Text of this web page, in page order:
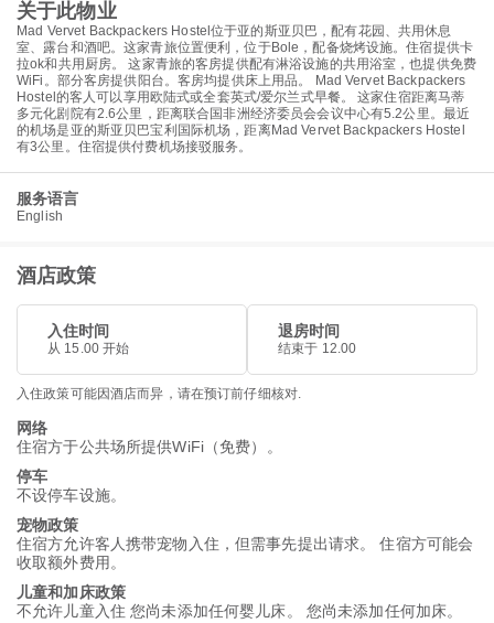
关于此物业
Mad Vervet Backpackers Hostel位于亚的斯亚贝巴，配有花园、共用休息
室、露台和酒吧。这家青旅位置便利，位于Bole，配备烧烤设施。住宿提供卡
拉ok和共用厨房。 这家青旅的客房提供配有淋浴设施的共用浴室，也提供免费
WiFi。部分客房提供阳台。客房均提供床上用品。 Mad Vervet Backpackers
Hostel的客人可以享用欧陆式或全套英式/爱尔兰式早餐。 这家住宿距离马蒂
多元化剧院有2.6公里，距离联合国非洲经济委员会会议中心有5.2公里。最近
的机场是亚的斯亚贝巴宝利国际机场，距离Mad Vervet Backpackers Hostel
有3公里。住宿提供付费机场接驳服务。
服务语言
English
酒店政策
入住时间
从 15.00 开始
退房时间
结束于 12.00
入住政策可能因酒店而异，请在预订前仔细核对.
网络
住宿方于公共场所提供WiFi（免费）。
停车
不设停车设施。
宠物政策
住宿方允许客人携带宠物入住，但需事先提出请求。 住宿方可能会
收取额外费用。
儿童和加床政策
不允许儿童入住 您尚未添加任何婴儿床。 您尚未添加任何加床。